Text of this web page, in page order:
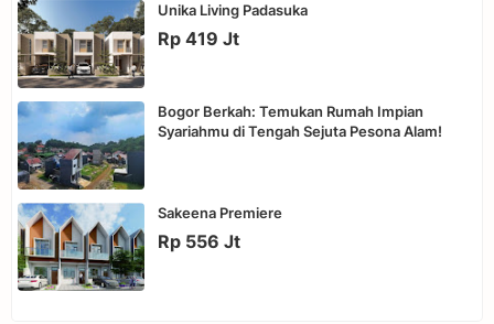
Unika Living Padasuka
Rp 419 Jt
Bogor Berkah: Temukan Rumah Impian
Syariahmu di Tengah Sejuta Pesona Alam!
Sakeena Premiere
Rp 556 Jt